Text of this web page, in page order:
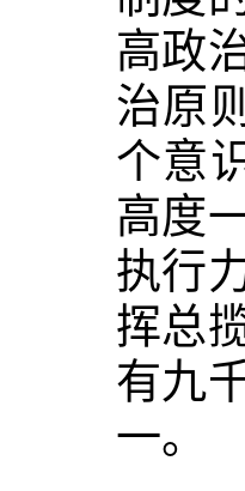
高政
治原
个意
高度
执行
挥总
有九
一。